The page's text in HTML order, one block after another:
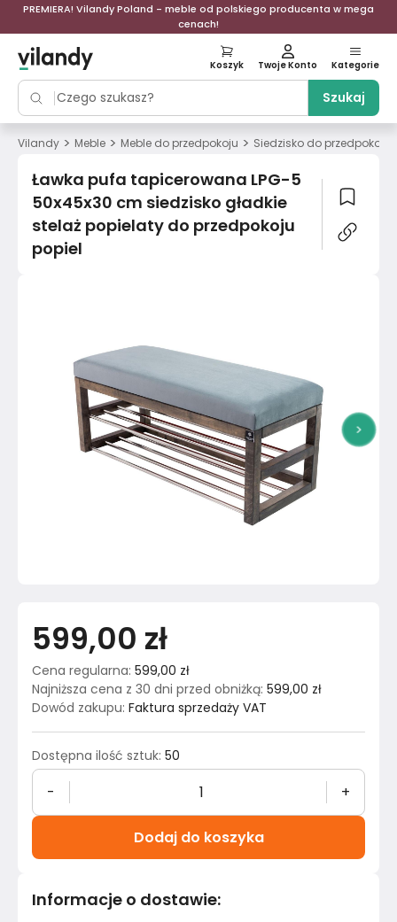
PREMIERA! Vilandy Poland - meble od polskiego producenta w mega
cenach!
Szukaj
Koszyk Twoje Konto Kategorie
Vilandy > Meble > Meble do przedpokoju > Siedzisko do przedpokoju
Ławka pufa tapicerowana LPG-5
50x45x30 cm siedzisko gładkie
stelaż popielaty do przedpokoju
popiel
>
599,00 zł
Cena regularna: 599,00 zł
Najniższa cena z 30 dni przed obniżką: 599,00 zł
Dowód zakupu: Faktura sprzedaży VAT
Dostępna ilość sztuk: 50
- +
Dodaj do koszyka
Informacje o dostawie: